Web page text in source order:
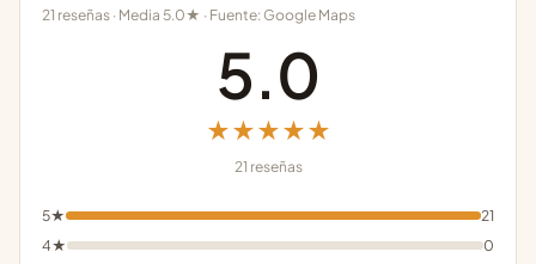
21 reseñas · Media 5.0★ · Fuente: Google Maps
5.0
★★★★★
21 reseñas
5★
21
4★
0